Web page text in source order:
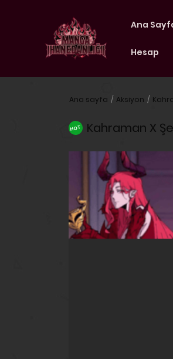
Ana
Hesap
Ana sayfa Aksiyon
HOT Kahraman X